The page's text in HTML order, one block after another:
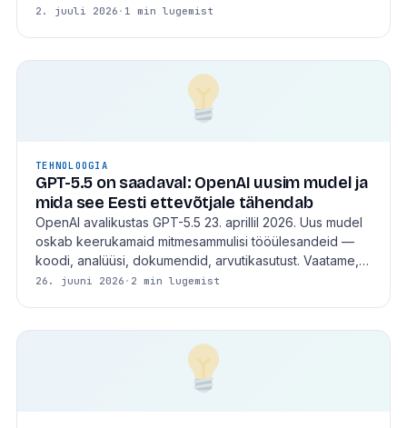
2. juuli 2026 · 1 min lugemist
TEHNOLOOGIA
GPT-5.5 on saadaval: OpenAI uusim mudel ja
mida see Eesti ettevõtjale tähendab
OpenAI avalikustas GPT-5.5 23. aprillil 2026. Uus mudel
oskab keerukamaid mitmesammulisi tööülesandeid —
koodi, analüüsi, dokumendid, arvutikasutust. Vaatame,…
26. juuni 2026 · 2 min lugemist